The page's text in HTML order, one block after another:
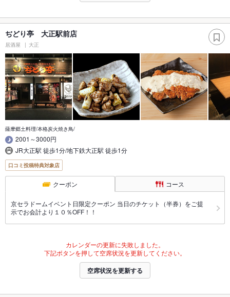
ぢどり亭 大正駅前店
居酒屋 大正
薩摩郷土料理/本格炭火焼き鳥/
2001～3000円
JR大正駅 徒歩1分/地下鉄大正駅 徒歩1分
口コミ投稿特典対象店
クーポン コース
京セラドームイベント日限定クーポン 当日のチケット（半券）をご提
示でお会計より１０％OFF！！
カレンダーの更新に失敗しました。
下記ボタンを押して空席状況を更新してください。
空席状況を更新する